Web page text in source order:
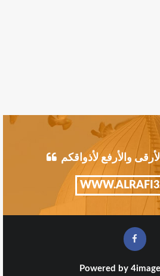
والأرفع لأذواقكم
Powered by